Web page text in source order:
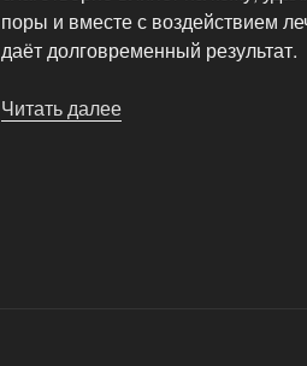
поры и вместе с воздействием
даёт долговременный результат.
Читать далее